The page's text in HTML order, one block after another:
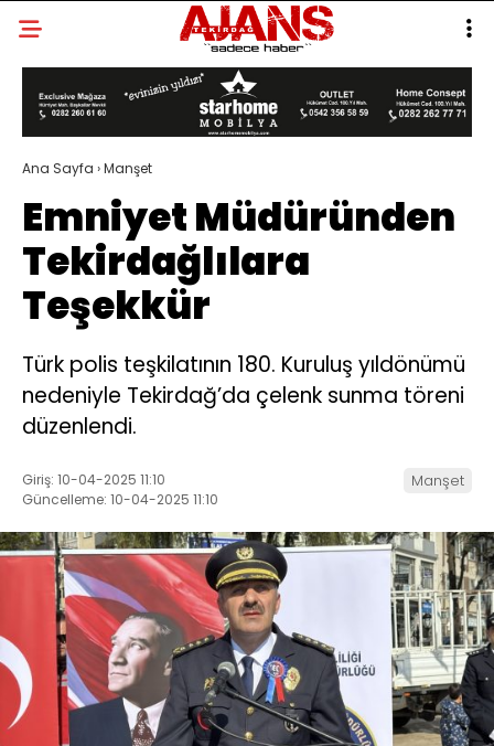
Ana Sayfa ›Manşet
Emniyet Müdüründen
Tekirdağlılara
Teşekkür
Türk polis teşkilatının 180. Kuruluş yıldönümü
nedeniyle Tekirdağ’da çelenk sunma töreni
düzenlendi.
Giriş: 10-04-2025 11:10
Güncelleme: 10-04-2025 11:10
Manşet